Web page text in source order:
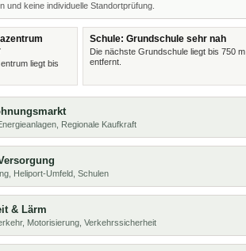
und keine individuelle Standortprüfung.
liegt bis
Schule: Grundschule sehr nah
Die nächste Grundschule liegt bis 750 m
entfernt.
Regionale Kaufkraft
Heliport-Umfeld, Schulen
& Lärm
Motorisierung, Verkehrssicherheit